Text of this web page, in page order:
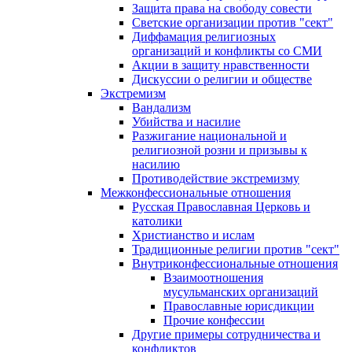
Защита права на свободу совести
Светские организации против "сект"
Диффамация религиозных
организаций и конфликты со СМИ
Акции в защиту нравственности
Дискуссии о религии и обществе
Экстремизм
Вандализм
Убийства и насилие
Разжигание национальной и
религиозной розни и призывы к
насилию
Противодействие экстремизму
Межконфессиональные отношения
Русская Православная Церковь и
католики
Христианство и ислам
Традиционные религии против "сект"
Внутриконфессиональные отношения
Взаимоотношения
мусульманских организаций
Православные юрисдикции
Прочие конфессии
Другие примеры сотрудничества и
конфликтов